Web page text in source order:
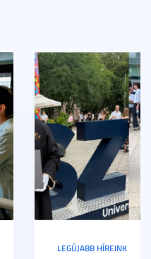
LEGÚJABB HÍREINK